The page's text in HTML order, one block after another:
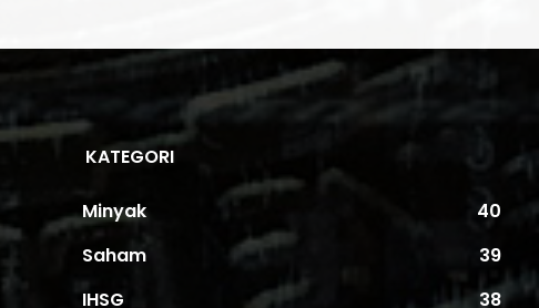
KATEGORI
Minyak
40
Saham
39
IHSG
38